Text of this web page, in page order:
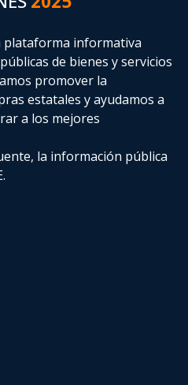
plataforma informativa
de bienes y servicios
promover la
estatalesy ayudamos a
a los mejores
la información pública